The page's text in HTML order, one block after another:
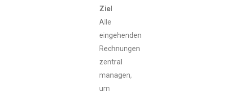
Ziel
Alle
eingehenden
Rechnungen
zentral
managen,
um